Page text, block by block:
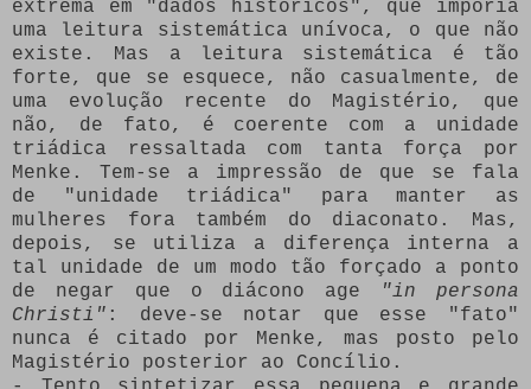
extrema em "dados históricos", que imporia
uma leitura sistemática unívoca, o que não
existe. Mas a leitura sistemática é tão
forte, que se esquece, não casualmente, de
uma evolução recente do Magistério, que
não, de fato, é coerente com a unidade
triádica ressaltada com tanta força por
Menke. Tem-se a impressão de que se fala
de "unidade triádica" para manter as
mulheres fora também do diaconato. Mas,
depois, se utiliza a diferença interna a
tal unidade de um modo tão forçado a ponto
de negar que o diácono age
"in persona
Christi" : deve-se notar que esse "fato"
nunca é citado por Menke, mas posto pelo
Magistério posterior ao Concílio.